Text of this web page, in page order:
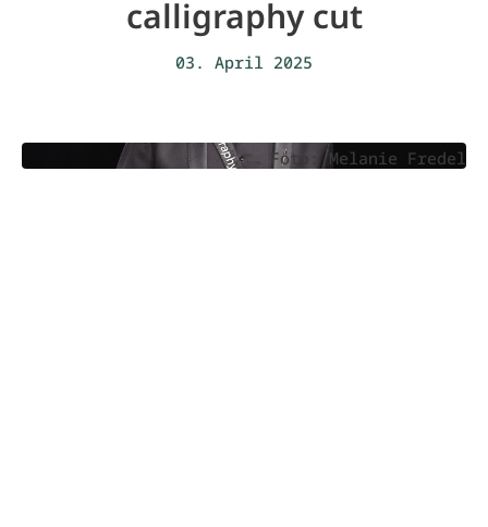
calligraphy cut
03. April 2025
Foto: Melanie Fredel